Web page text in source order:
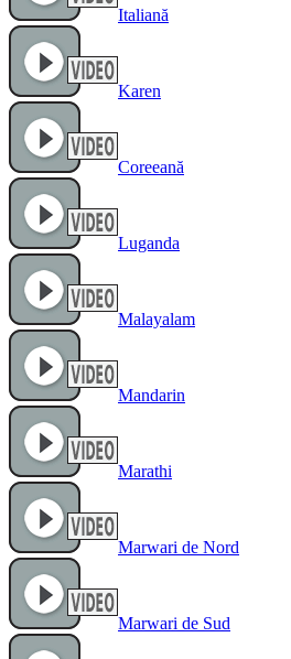
Italiană
Karen
Coreeană
Luganda
Malayalam
Mandarin
Marathi
Marwari de Nord
Marwari de Sud